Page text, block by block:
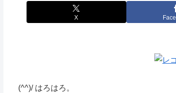
X
(^^)/ はろはろ。